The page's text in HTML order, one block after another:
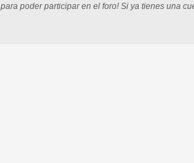
para poder participar en el foro! Si ya tienes una